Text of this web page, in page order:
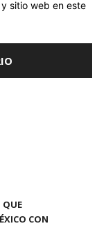
sitio web en este
QUE
CON